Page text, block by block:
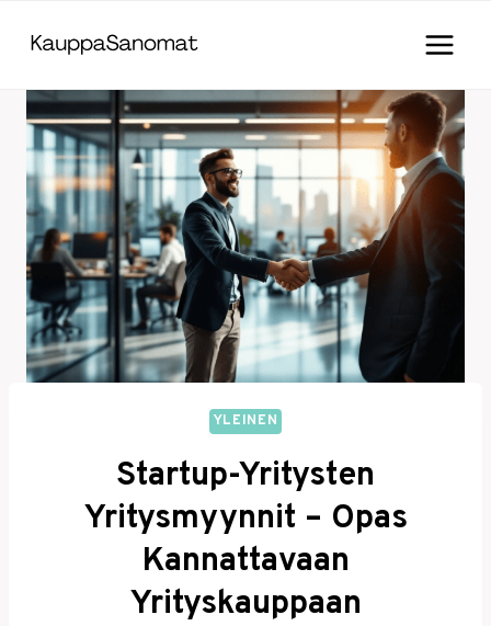
YLEINEN
Startup-Yritysten
Yritysmyynnit – Opas
Kannattavaan
Yrityskauppaan